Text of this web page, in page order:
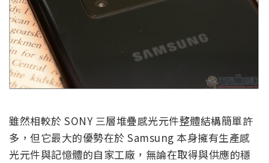
雖然相較於 SONY 三層堆疊感光元件整體結構簡單許
多，但它最大的優勢在於 Samsung 本身擁有生產感
光元件與記憶體的自家工廠，無論在取得與供應的穩